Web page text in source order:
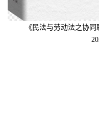
《民法与劳动法之协